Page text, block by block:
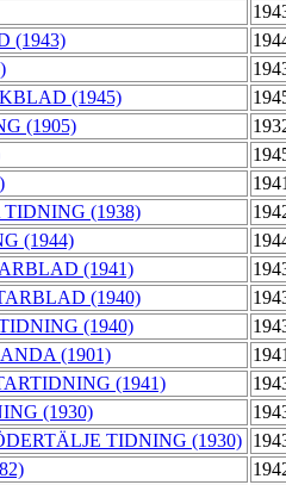
(1943)
(1945)
(1905)
(1938)
(1944)
(1941)
(1940)
(1940)
(1901)
(1941)
(1930)
TIDNING (1930)